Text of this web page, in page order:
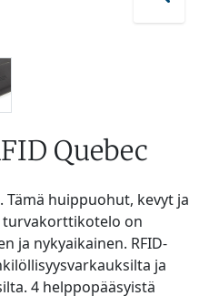
Quebec
Tämä huippuohut, kevyt ja
turvakorttikotelo on
ja nykyaikainen. RFID-
ja
4 helppopääsyistä